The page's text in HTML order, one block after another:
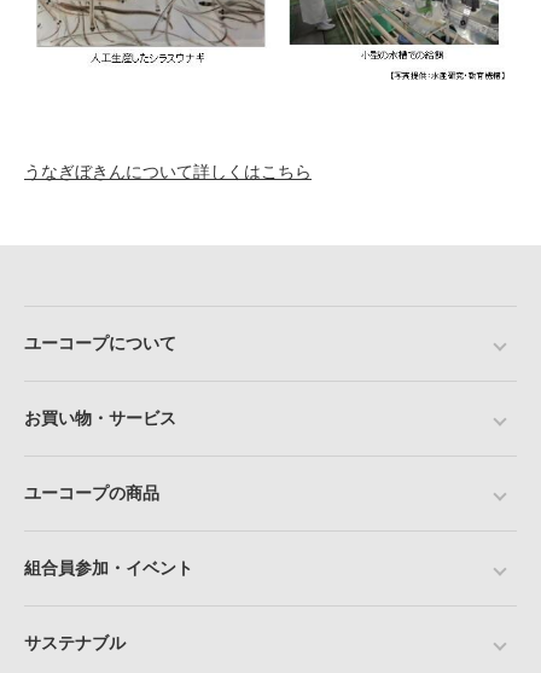
うなぎぼきんについて詳しくはこちら
ユーコープについて
お買い物・サービス
ユーコープの商品
組合員参加・イベント
サステナブル